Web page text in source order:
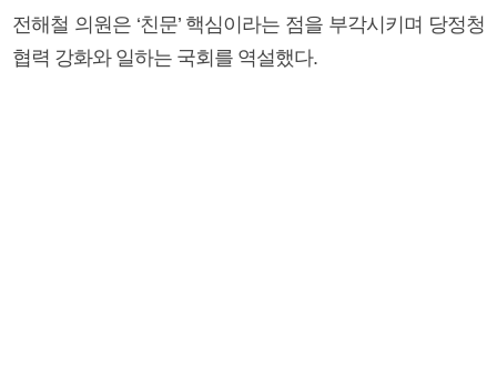
전해철 의원은 ‘친문’ 핵심이라는 점을 부각시키며 당정청
협력 강화와 일하는 국회를 역설했다.